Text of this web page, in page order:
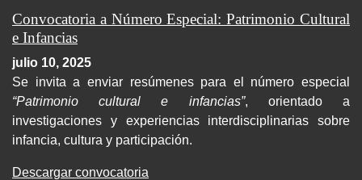
Convocatoria a Número Especial: Patrimonio Cultural
e Infancias
julio 10, 2025
Se invita a enviar resúmenes para el número especial
“Patrimonio cultural e infancias”, orientado a
investigaciones y experiencias interdisciplinarias sobre
infancia, cultura y participación.
Descargar convocatoria